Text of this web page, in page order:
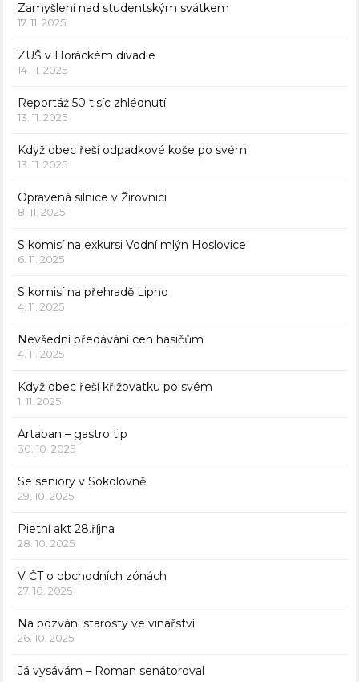
Zamyšlení nad studentským svátkem
17. 11. 2025
ZUŠ v Horáckém divadle
14. 11. 2025
Reportáž 50 tisíc zhlédnutí
13. 11. 2025
Když obec řeší odpadkové koše po svém
13. 11. 2025
Opravená silnice v Žirovnici
8. 11. 2025
S komisí na exkursi Vodní mlýn Hoslovice
6. 11. 2025
S komisí na přehradě Lipno
4. 11. 2025
Nevšední předávání cen hasičům
4. 11. 2025
Když obec řeší křižovatku po svém
1. 11. 2025
Artaban – gastro tip
30. 10. 2025
Se seniory v Sokolovně
29. 10. 2025
Pietní akt 28.října
28. 10. 2025
V ČT o obchodních zónách
27. 10. 2025
Na pozvání starosty ve vinařství
26. 10. 2025
Já vysávám – Roman senátoroval